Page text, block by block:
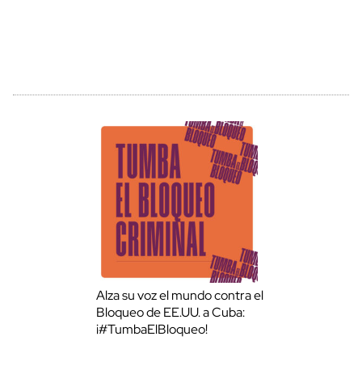
Alza su voz el mundo contra el
Bloqueo de EE.UU. a Cuba:
¡#TumbaElBloqueo!